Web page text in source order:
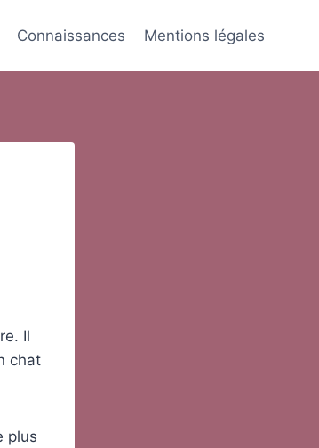
Connaissances Mentions légales
Il
chat
plus